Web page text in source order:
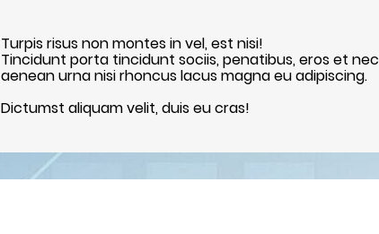
Turpis risus non montes in vel, est nisi!
Tincidunt porta tincidunt sociis, penatibus, eros et nec
aenean urna nisi rhoncus lacus magna eu adipiscing.
Dictumst aliquam velit, duis eu cras!